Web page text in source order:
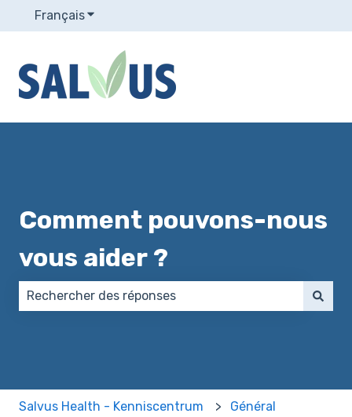
FrançaisAfficher le sous-menu pour les traductions
Comment pouvons-nous
vous aider ?
Salvus Health - Kenniscentrum Général